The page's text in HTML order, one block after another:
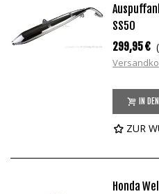
SS50
299,95 €
IN
ZUR
Honda